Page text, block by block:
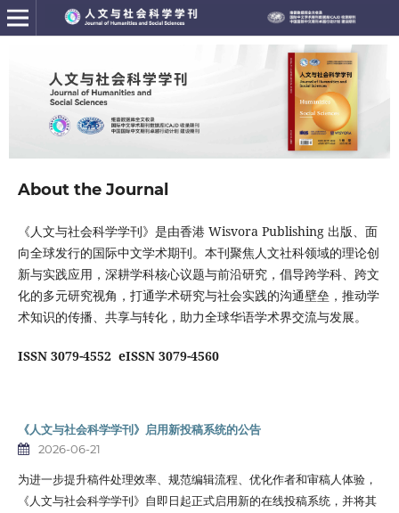
About the Journal
《人文与社会科学学刊》是由香港 Wisvora Publishing 出版、面
向全球发行的国际中文学术期刊。本刊聚焦人文社科领域的理论创
新与实践应用，深耕学科核心议题与前沿研究，倡导跨学科、跨文
化的多元研究视角，打通学术研究与社会实践的沟通壁垒，推动学
术知识的传播、共享与转化，助力全球华语学术界交流与发展。
ISSN 3079-4552 eISSN 3079-4560
《人文与社会科学学刊》启用新投稿系统的公告
2026-06-21
为进一步提升稿件处理效率、规范编辑流程、优化作者和审稿人体验，
《人文与社会科学学刊》自即日起正式启用新的在线投稿系统，并将其